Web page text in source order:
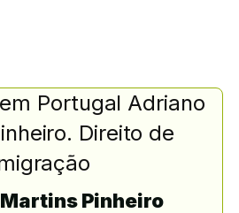
Pinheiro